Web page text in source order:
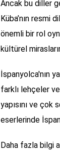
Ancak bu diller
Küba’nın resmi
önemli bir rol
kültürel
İspanyolca'nın
farklı lehçeler
yapısını ve çok
eserlerinde
Daha fazla bilgi